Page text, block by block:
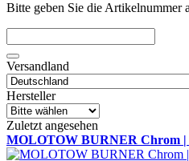
Bitte geben Sie die Artikelnummer
Versandland
Hersteller
Zuletzt angesehen
MOLOTOW BURNER Chrom |